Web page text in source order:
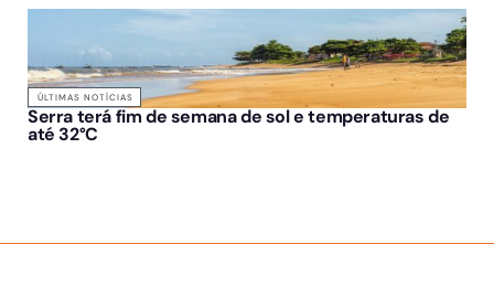
ÚLTIMAS NOTÍCIAS
Serra terá fim de semana de sol e temperaturas de
até 32°C